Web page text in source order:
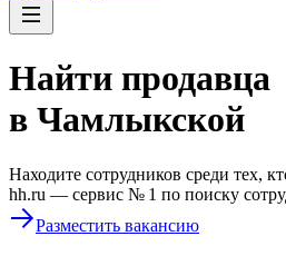
Найти продавца
в Чамлыкской
Находите сотрудников среди тех,
hh.ru — сервис № 1 по поиску
Разместить вакансию